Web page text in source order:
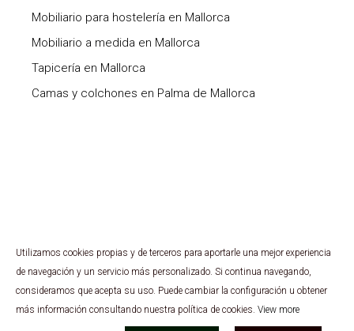
Mobiliario para hostelería en Mallorca
Mobiliario a medida en Mallorca
Tapicería en Mallorca
Camas y colchones en Palma de Mallorca
Copyright ©2026 Expo Grup. Todos los derechos
reservados.
Sistema canal interno de información.
Utilizamos cookies propias y de terceros para aportarle una mejor experiencia
de navegación y un servicio más personalizado. Si continua navegando,
consideramos que acepta su uso. Puede cambiar la configuración u obtener
más información consultando nuestra política de cookies. View more